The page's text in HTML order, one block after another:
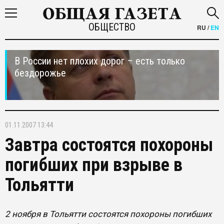
ОБЩЕСТВО RU /EN
В России нет плохих дорог – есть только
бездорожье
01.11.2007 13:44
Завтра состоятся похороны
погибших при взрыве в
Тольятти
2 ноября в Тольятти состоятся похороны погибших